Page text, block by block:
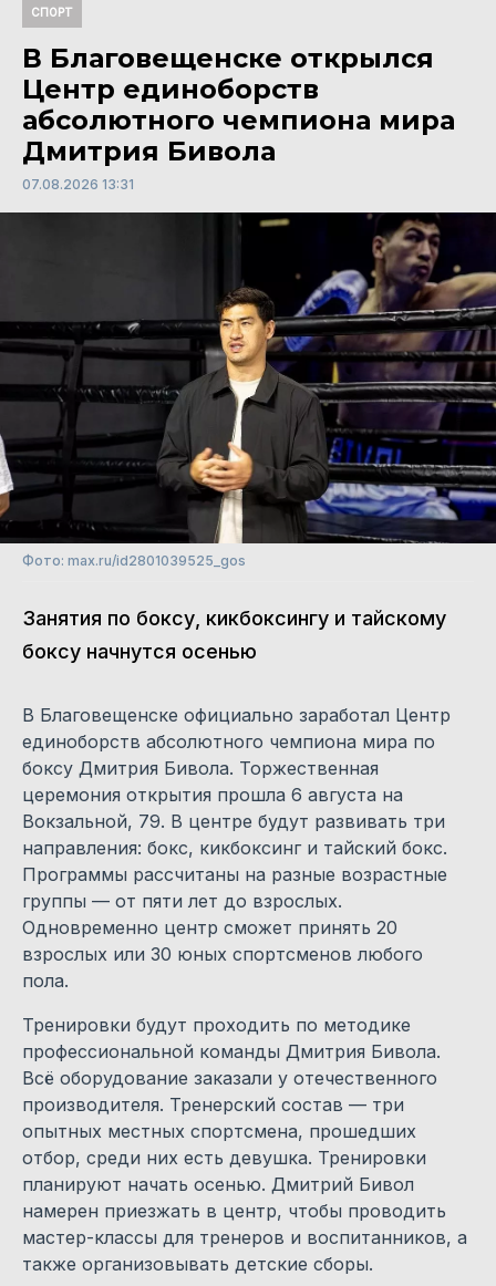
СПОРТ
В Благовещенске открылся
Центр единоборств
абсолютного чемпиона мира
Дмитрия Бивола
07.08.2026 13:31
Фото: max.ru/id2801039525_gos
Занятия по боксу, кикбоксингу и тайскому
боксу начнутся осенью
В Благовещенске официально заработал Центр
единоборств абсолютного чемпиона мира по
боксу Дмитрия Бивола. Торжественная
церемония открытия прошла 6 августа на
Вокзальной, 79. В центре будут развивать три
направления: бокс, кикбоксинг и тайский бокс.
Программы рассчитаны на разные возрастные
группы — от пяти лет до взрослых.
Одновременно центр сможет принять 20
взрослых или 30 юных спортсменов любого
пола.
Тренировки будут проходить по методике
профессиональной команды Дмитрия Бивола.
Всё оборудование заказали у отечественного
производителя. Тренерский состав — три
опытных местных спортсмена, прошедших
отбор, среди них есть девушка. Тренировки
планируют начать осенью. Дмитрий Бивол
намерен приезжать в центр, чтобы проводить
мастер-классы для тренеров и воспитанников, а
также организовывать детские сборы.